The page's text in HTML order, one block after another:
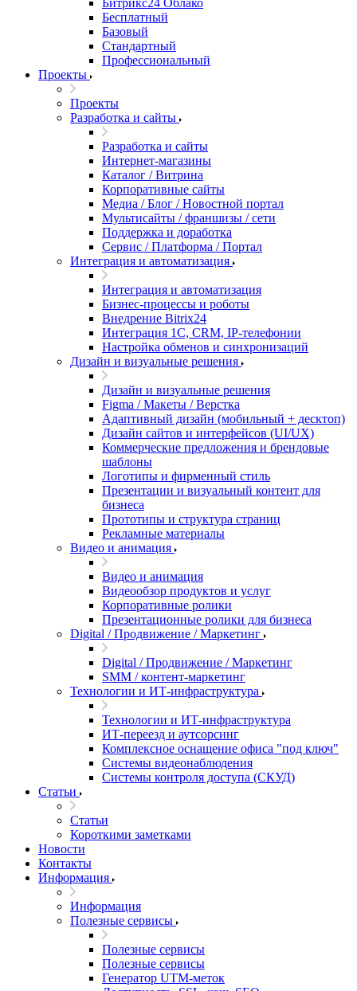
Битрикс24 Облако
Бесплатный
Базовый
Стандартный
Профессиональный
Проекты
Проекты
Разработка и сайты
Разработка и сайты
Интернет-магазины
Каталог / Витрина
Корпоративные сайты
Медиа / Блог / Новостной портал
Мультисайты / франшизы / сети
Поддержка и доработка
Сервис / Платформа / Портал
Интеграция и автоматизация
Интеграция и автоматизация
Бизнес-процессы и роботы
Внедрение Bitrix24
Интеграция 1С, CRM, IP-телефонии
Настройка обменов и синхронизаций
Дизайн и визуальные решения
Дизайн и визуальные решения
Figma / Макеты / Верстка
Адаптивный дизайн (мобильный + десктоп)
Дизайн сайтов и интерфейсов (UI/UX)
Коммерческие предложения и брендовые
шаблоны
Логотипы и фирменный стиль
Презентации и визуальный контент для
бизнеса
Прототипы и структура страниц
Рекламные материалы
Видео и анимация
Видео и анимация
Видеообзор продуктов и услуг
Корпоративные ролики
Презентационные ролики для бизнеса
Digital / Продвижение / Маркетинг
Digital / Продвижение / Маркетинг
SMM / контент-маркетинг
Технологии и ИТ-инфраструктура
Технологии и ИТ-инфраструктура
ИТ-переезд и аутсорсинг
Комплексное оснащение офиса "под ключ"
Системы видеонаблюдения
Системы контроля доступа (СКУД)
Статьи
Статьи
Короткими заметками
Новости
Контакты
Информация
Информация
Полезные сервисы
Полезные сервисы
Полезные сервисы
Генератор UTM‑меток